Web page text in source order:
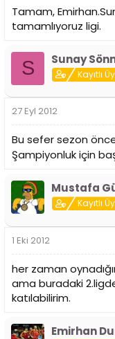
Tamam,
tamamlıyoruz ligi.
S Sunay
Kayıtlı
27 Eyl 2012
Bu sefer sezon
Şampiyonluk için
Mustafa
Kayıtlı
1 Eki 2012
her zaman
ama buradaki
katılabilirim.
Emirhan